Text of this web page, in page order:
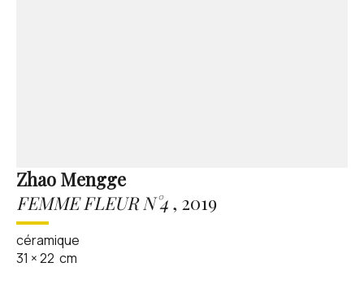
Zhao Mengge
FEMME FLEUR N°4 , 2019
céramique
31 ×22 cm